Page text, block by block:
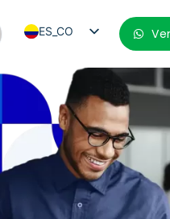
ES_CO
ES
ES_MX
ES_PE
ES_CL